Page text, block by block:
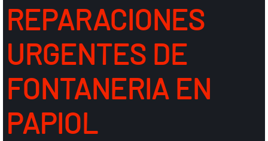
REPARACIONES
URGENTES DE
FONTANERIA EN
PAPIOL